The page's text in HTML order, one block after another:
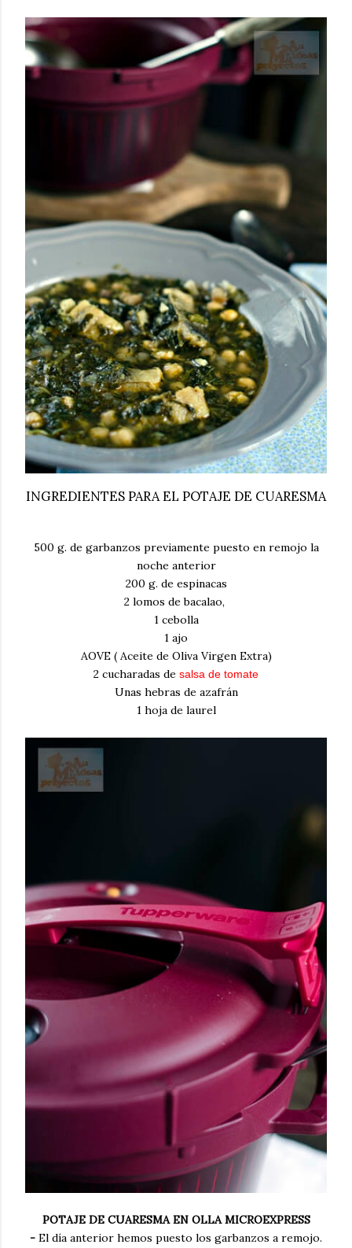
INGREDIENTES PARA EL POTAJE DE CUARESMA
500 g. de garbanzos previamente puesto en remojo la
noche anterior
200 g. de espinacas
2 lomos de bacalao,
1 cebolla
1 ajo
AOVE ( Aceite de Oliva Virgen Extra)
2 cucharadas de salsa de tomate
Unas hebras de azafrán
1 hoja de laurel
POTAJE DE CUARESMA EN OLLA MICROEXPRESS
- El día anterior hemos puesto los garbanzos a remojo.